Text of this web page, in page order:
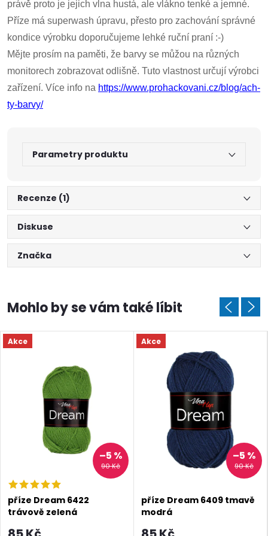
právě proto je jejich vlna hustá, ale vlákno tenké a jemné.
Příze má superwash úpravu, přesto pro zachování správné
kondice výrobku doporučujeme lehké ruční praní :-)
Mějte prosím na paměti, že barvy se můžou na různých
monitorech zobrazovat odlišně. Tuto vlastnost určují výrobci
zařízení. Více info na https://www.prohackovani.cz/blog/ach-
ty-barvy/
Parametry produktu
Recenze (1)
Diskuse
Značka
Akce
90 Kč
–5 %
příze Dream 6422
trávově zelená
Akce
90 Kč
–5 %
příze Dream 6409 tmavě
modrá